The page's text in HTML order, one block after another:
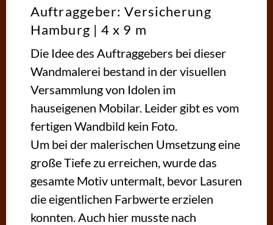
Auftraggeber: Versicherung
Hamburg | 4 x 9 m
Die Idee des Auftraggebers bei dieser
Wandmalerei bestand in der visuellen
Versammlung von Idolen im
hauseigenen Mobilar. Leider gibt es vom
fertigen Wandbild kein Foto.
Um bei der malerischen Umsetzung eine
große Tiefe zu erreichen, wurde das
gesamte Motiv untermalt, bevor Lasuren
die eigentlichen Farbwerte erzielen
konnten. Auch hier musste nach